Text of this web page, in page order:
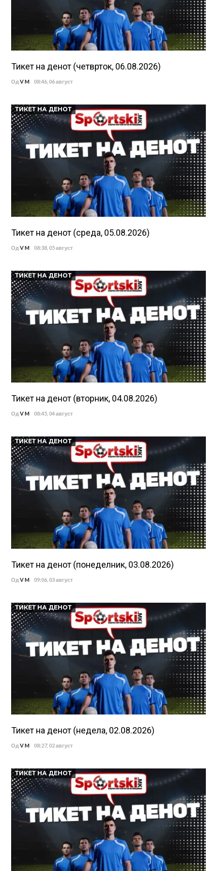
Тикет на денот (четврток, 06.08.2026)
Од V M 08:46, 06 август
ТИКЕТ НА ДЕНОТ
Тикет на денот (среда, 05.08.2026)
Од V M 08:38, 05 август
ТИКЕТ НА ДЕНОТ
Тикет на денот (вторник, 04.08.2026)
Од V M 08:45, 04 август
ТИКЕТ НА ДЕНОТ
Тикет на денот (понеделник, 03.08.2026)
Од V M 09:06, 03 август
ТИКЕТ НА ДЕНОТ
Тикет на денот (недела, 02.08.2026)
Од V M 08:27, 02 август
ТИКЕТ НА ДЕНОТ